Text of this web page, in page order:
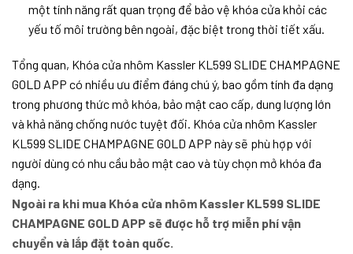
một tính năng rất quan trọng để bảo vệ khóa cửa khỏi các
yếu tố môi trường bên ngoài, đặc biệt trong thời tiết xấu.
Tổng quan, Khóa cửa nhôm Kassler KL599 SLIDE CHAMPAGNE
GOLD APP có nhiều ưu điểm đáng chú ý, bao gồm tính đa dạng
trong phương thức mở khóa, bảo mật cao cấp, dung lượng lớn
và khả năng chống nước tuyệt đối. Khóa cửa nhôm Kassler
KL599 SLIDE CHAMPAGNE GOLD APP này sẽ phù hợp với
người dùng có nhu cầu bảo mật cao và tùy chọn mở khóa đa
dạng.
Ngoài ra khi mua Khóa cửa nhôm Kassler KL599 SLIDE
CHAMPAGNE GOLD APP sẽ được hỗ trợ miễn phí vận
chuyển và lắp đặt toàn quốc.